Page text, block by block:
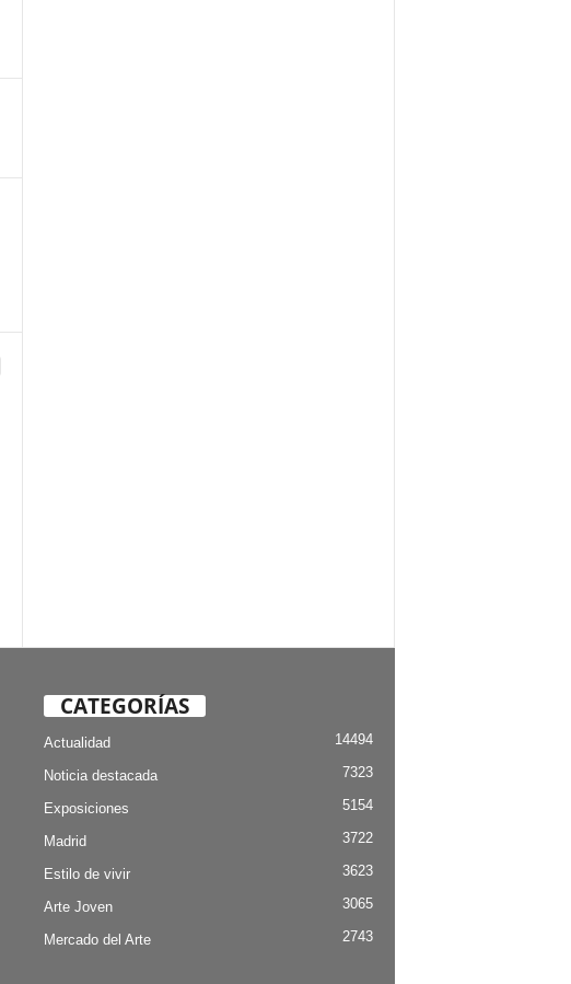
CATEGORÍAS
Actualidad 14494
Noticia destacada 7323
Exposiciones 5154
Madrid 3722
Estilo de vivir 3623
Arte Joven 3065
Mercado del Arte 2743